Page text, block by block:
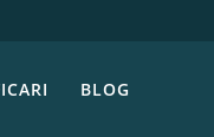
BLOG